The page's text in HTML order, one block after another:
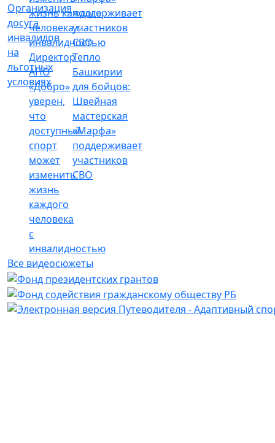
Организация
досуга
инвалидов
на
льготных
условиях
Директор
АНО
«Добро»
уверен,
что
доступный
спорт
может
изменить
жизнь
каждого
человека
с
инвалидностью
Тепло
Башкирии
для бойцов:
Швейная
мастерская
«Марфа»
поддерживает
участников
СВО
Все видеосюжеты